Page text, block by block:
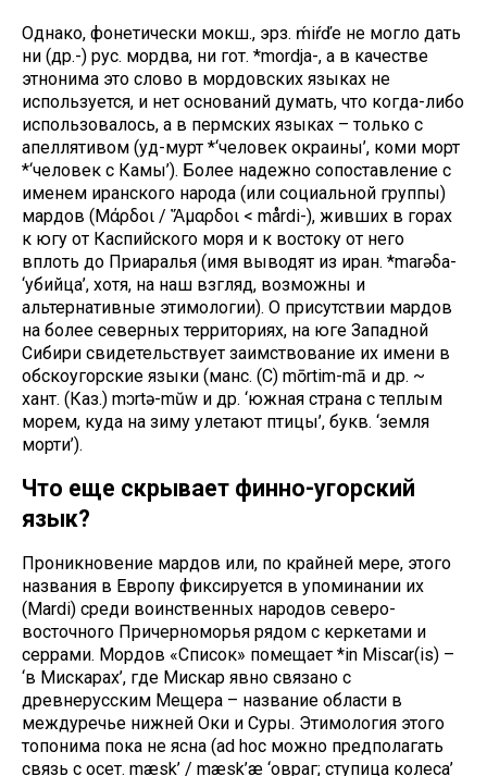
Однако, фонетически мокш., эрз. ḿiŕďe не могло дать
ни (др.-) рус. мордва, ни гот. *mordja-, а в качестве
этнонима это слово в мордовских языках не
используется, и нет оснований думать, что когда-либо
использовалось, а в пермских языках – только с
апеллятивом (уд-мурт *‘человек окраины’, коми морт
*‘человек с Камы’). Более надежно сопоставление с
именем иранского народа (или социальной группы)
мардов (Μάρδοι / Ἄμαρδοι < mårdi-), живших в горах
к югу от Каспийского моря и к востоку от него
вплоть до Приаралья (имя выводят из иран. *marəδa-
‘убийца’, хотя, на наш взгляд, возможны и
альтернативные этимологии). О присутствии мардов
на более северных территориях, на юге Западной
Сибири свидетельствует заимствование их имени в
обскоугорские языки (манс. (С) mōrtim-mā и др. ~
хант. (Каз.) mɔrtə-mŭw и др. ‘южная страна с теплым
морем, куда на зиму улетают птицы’, букв. ‘земля
морти’).
Что еще скрывает финно-угорский
язык?
Проникновение мардов или, по крайней мере, этого
названия в Европу фиксируется в упоминании их
(Mardi) среди воинственных народов северо-
восточного Причерноморья рядом с керкетами и
серрами. Мордов «Список» помещает *in Miscar(is) –
‘в Мискарах’, где Мискар явно связано с
древнерусским Мещера – название области в
междуречье нижней Оки и Суры. Этимология этого
топонима пока не ясна (ad hoc можно предполагать
связь с осет. mæsk’ / mæsk’æ ‘овраг; ступица колеса’